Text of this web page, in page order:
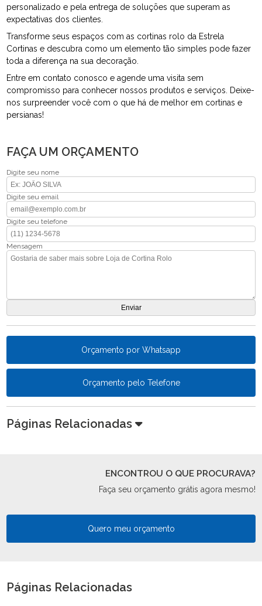
personalizado e pela entrega de soluções que superam as
expectativas dos clientes.
Transforme seus espaços com as cortinas rolo da Estrela
Cortinas e descubra como um elemento tão simples pode fazer
toda a diferença na sua decoração.
Entre em contato conosco e agende uma visita sem
compromisso para conhecer nossos produtos e serviços. Deixe-
nos surpreender você com o que há de melhor em cortinas e
persianas!
FAÇA UM ORÇAMENTO
Digite seu nome
Digite seu email
Digite seu telefone
Mensagem
Orçamento por Whatsapp
Orçamento pelo Telefone
Páginas Relacionadas
ENCONTROU O QUE PROCURAVA?
Faça seu orçamento grátis agora mesmo!
Quero meu orçamento
Páginas Relacionadas